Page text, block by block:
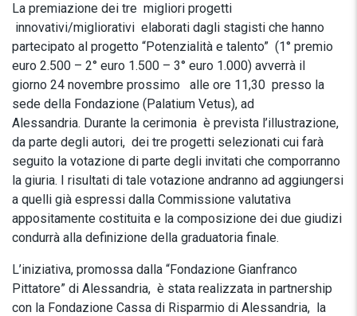
La premiazione dei tre migliori progetti
innovativi/migliorativi elaborati dagli stagisti che hanno
partecipato al progetto “Potenzialità e talento” (1° premio
euro 2.500 – 2° euro 1.500 – 3° euro 1.000) avverrà il
giorno 24 novembre prossimo alle ore 11,30 presso la
sede della Fondazione (Palatium Vetus), ad
Alessandria. Durante la cerimonia è prevista l’illustrazione,
da parte degli autori, dei tre progetti selezionati cui farà
seguito la votazione di parte degli invitati che comporranno
la giuria. I risultati di tale votazione andranno ad aggiungersi
a quelli già espressi dalla Commissione valutativa
appositamente costituita e la composizione dei due giudizi
condurrà alla definizione della graduatoria finale.
L’iniziativa, promossa dalla “Fondazione Gianfranco
Pittatore” di Alessandria, è stata realizzata in partnership
con la Fondazione Cassa di Risparmio di Alessandria, la